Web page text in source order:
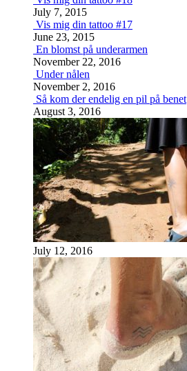
July 7, 2015
Vis mig din tattoo #17
June 23, 2015
En blomst på underarmen
November 22, 2016
Under nålen
November 2, 2016
Så kom der endelig en pil på benet
August 3, 2016
July 12, 2016